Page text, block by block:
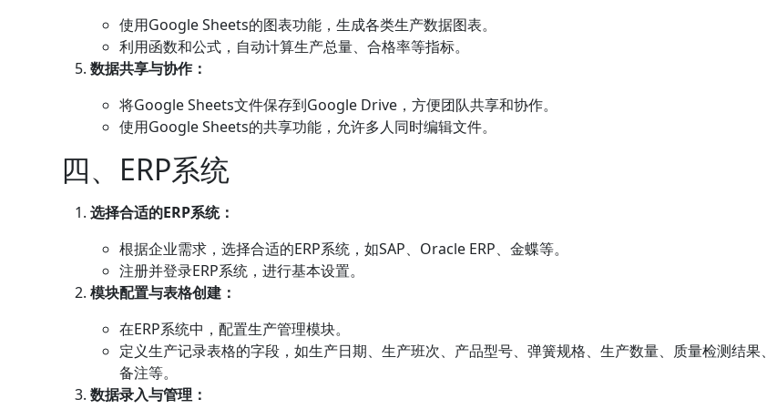
使用Google Sheets的图表功能，生成各类生产数据图表。
利用函数和公式，自动计算生产总量、合格率等指标。
数据共享与协作：
将Google Sheets文件保存到Google Drive，方便团队共享和协作。
使用Google Sheets的共享功能，允许多人同时编辑文件。
四、ERP系统
选择合适的ERP系统：
根据企业需求，选择合适的ERP系统，如SAP、Oracle ERP、金蝶等。
注册并登录ERP系统，进行基本设置。
模块配置与表格创建：
在ERP系统中，配置生产管理模块。
定义生产记录表格的字段，如生产日期、生产班次、产品型号、弹簧规格、生产数量、质量检测结果、
备注等。
数据录入与管理：